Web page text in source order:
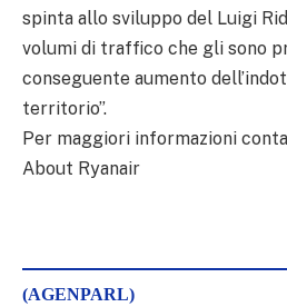
spinta allo sviluppo del Luigi
volumi di traffico che gli sono
conseguente aumento
territorio”.
Per maggiori informazioni
About Ryanair
(AGENPARL)